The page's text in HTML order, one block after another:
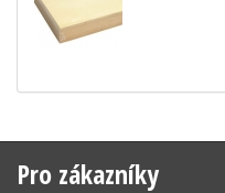
Pro zákazníky